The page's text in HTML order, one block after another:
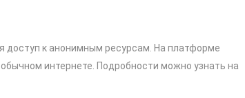
доступ к анонимным ресурсам. На платформе
интернете. Подробности можно узнать на